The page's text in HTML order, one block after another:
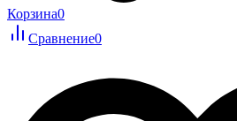
Корзина0
Сравнение0